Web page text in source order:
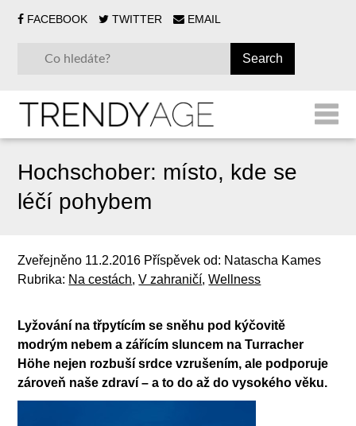
FACEBOOK TWITTER EMAIL
Hochschober: místo, kde se
léčí pohybem
Zveřejněno 11.2.2016 Příspěvek od: Natascha Kames
Rubrika: Na cestách,V zahraničí,Wellness
Lyžování na třpytícím se sněhu pod kýčovitě
modrým nebem a zářícím sluncem na Turracher
Höhe nejen rozbuší srdce vzrušením, ale podporuje
zároveň naše zdraví – a to do až do vysokého věku.